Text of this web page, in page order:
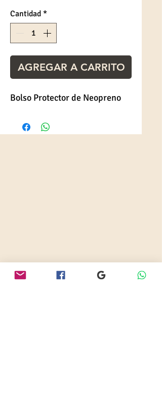
Cantidad *
AGREGAR A CARRITO
Bolso Protector de Neopreno